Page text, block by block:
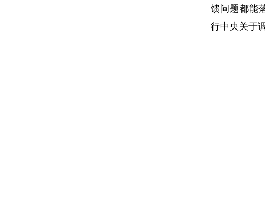
馈问题都能
行中央关于